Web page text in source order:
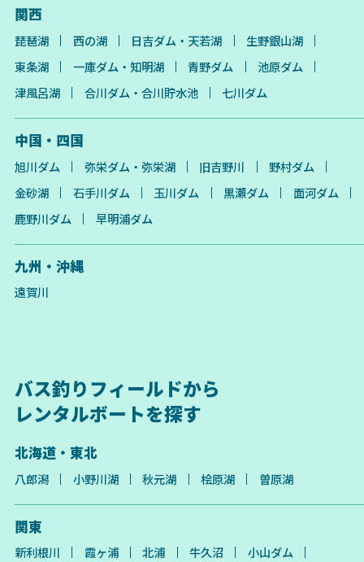
関西
琵琶湖 西の湖 日吉ダム・天若湖
生野銀山湖
東条湖
一庫ダム・知明湖 青野ダム
池原ダム
津風呂湖
合川ダム・合川貯水池 七川ダム
中国・四国
旭川ダム 弥栄ダム・弥栄湖 旧吉野川
野村ダム
金砂湖
石手川ダム 玉川ダム 黒瀬ダム
面河ダム
鹿野川ダム
早明浦ダム
九州・沖縄
遠賀川
バス釣りフィールドから
レンタルボートを探す
北海道・東北
八郎潟 小野川湖 秋元湖 桧原湖 曽原湖
関東
新利根川 霞ヶ浦 北浦 牛久沼
小山ダム